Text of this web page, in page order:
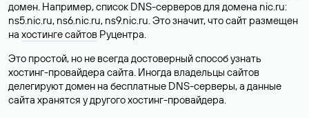
домен. Например, список DNS-серверов для домена nic.ru:
ns5.nic.ru, ns6.nic.ru, ns9.nic.ru. Это значит, что сайт размещен
на хостинге сайтов Руцентра.
Это простой, но не всегда достоверный способ узнать
хостинг-провайдера сайта. Иногда владельцы сайтов
делегируют домен на бесплатные DNS-серверы, а данные
сайта хранятся у другого хостинг-провайдера.